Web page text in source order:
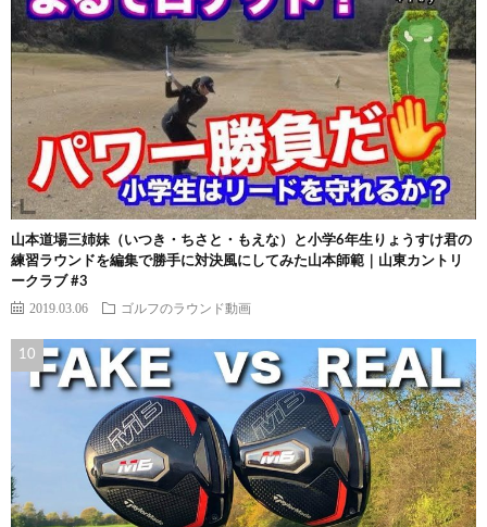
山本道場三姉妹（いつき・ちさと・もえな）と小学6年生りょうすけ君の
練習ラウンドを編集で勝手に対決風にしてみた山本師範｜山東カントリ
ークラブ #3
2019.03.06 ゴルフのラウンド動画